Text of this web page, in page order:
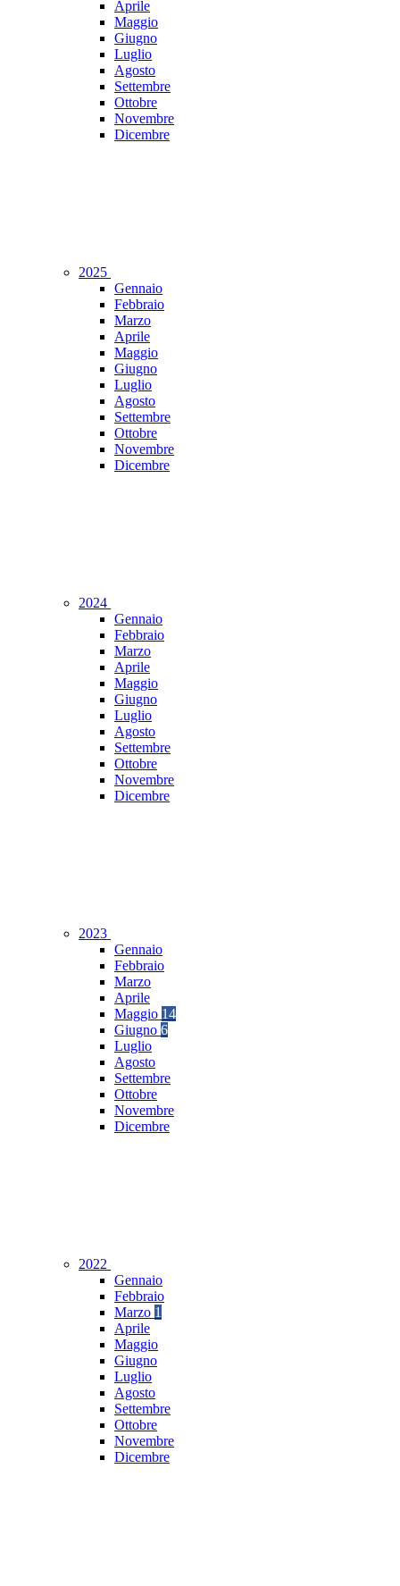
Aprile
Maggio
Giugno
Luglio
Agosto
Settembre
Ottobre
Novembre
Dicembre
2025
Gennaio
Febbraio
Marzo
Aprile
Maggio
Giugno
Luglio
Agosto
Settembre
Ottobre
Novembre
Dicembre
2024
Gennaio
Febbraio
Marzo
Aprile
Maggio
Giugno
Luglio
Agosto
Settembre
Ottobre
Novembre
Dicembre
2023
Gennaio
Febbraio
Marzo
Aprile
Maggio 14
Giugno 6
Luglio
Agosto
Settembre
Ottobre
Novembre
Dicembre
2022
Gennaio
Febbraio
Marzo 1
Aprile
Maggio
Giugno
Luglio
Agosto
Settembre
Ottobre
Novembre
Dicembre